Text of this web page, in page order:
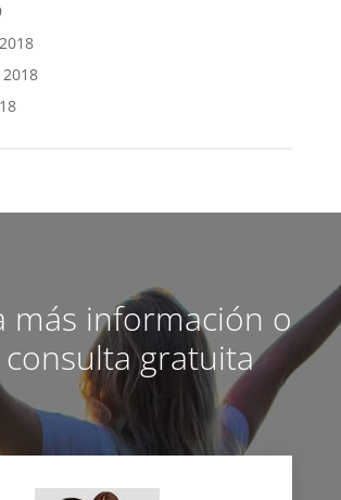
más información o
gratuita